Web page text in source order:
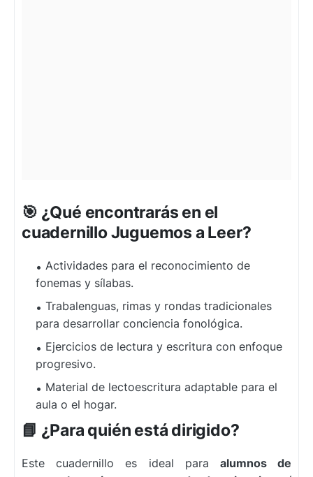
🎯 ¿Qué encontrarás en el
cuadernillo Juguemos a Leer?
Actividades para el reconocimiento de
fonemas y sílabas.
Trabalenguas, rimas y rondas tradicionales
para desarrollar conciencia fonológica.
Ejercicios de lectura y escritura con enfoque
progresivo.
Material de lectoescritura adaptable para el
aula o el hogar.
📘 ¿Para quién está dirigido?
Este cuadernillo es ideal para alumnos de